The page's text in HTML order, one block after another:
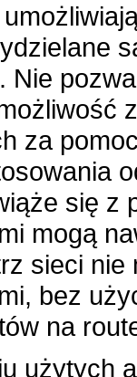
Nie
za
się z
mogą
sieci nie
bez
na
użytych